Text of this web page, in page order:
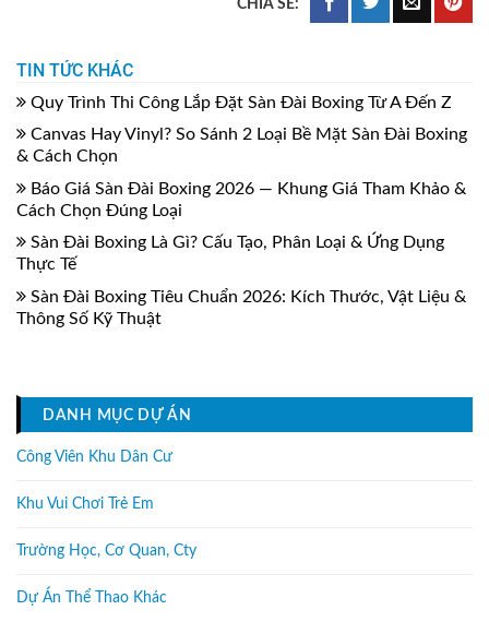
TIN TỨC KHÁC
Quy Trình Thi Công Lắp Đặt Sàn Đài Boxing Từ A Đến Z
Canvas Hay Vinyl? So Sánh 2 Loại Bề Mặt Sàn Đài Boxing
& Cách Chọn
Báo Giá Sàn Đài Boxing 2026 — Khung Giá Tham Khảo &
Cách Chọn Đúng Loại
Sàn Đài Boxing Là Gì? Cấu Tạo, Phân Loại & Ứng Dụng
Thực Tế
Sàn Đài Boxing Tiêu Chuẩn 2026: Kích Thước, Vật Liệu &
Thông Số Kỹ Thuật
DANH MỤC DỰ ÁN
Công Viên Khu Dân Cư
Khu Vui Chơi Trẻ Em
Trường Học, Cơ Quan, Cty
Dự Án Thể Thao Khác